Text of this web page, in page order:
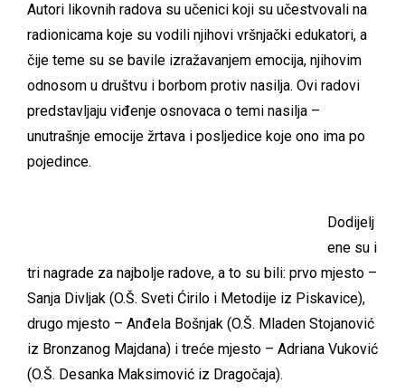
Autori likovnih radova su učenici koji su učestvovali na
radionicama koje su vodili njihovi vršnjački edukatori, a
čije teme su se bavile izražavanjem emocija, njihovim
odnosom u društvu i borbom protiv nasilja. Ovi radovi
predstavljaju viđenje osnovaca o temi nasilja –
unutrašnje emocije žrtava i posljedice koje ono ima po
pojedince.
Dodijelj
ene su i
tri nagrade za najbolje radove, a to su bili: prvo mjesto –
Sanja Divljak (O.Š. Sveti Ćirilo i Metodije iz Piskavice),
drugo mjesto – Anđela Bošnjak (O.Š. Mladen Stojanović
iz Bronzanog Majdana) i treće mjesto – Adriana Vuković
(O.Š. Desanka Maksimović iz Dragočaja).